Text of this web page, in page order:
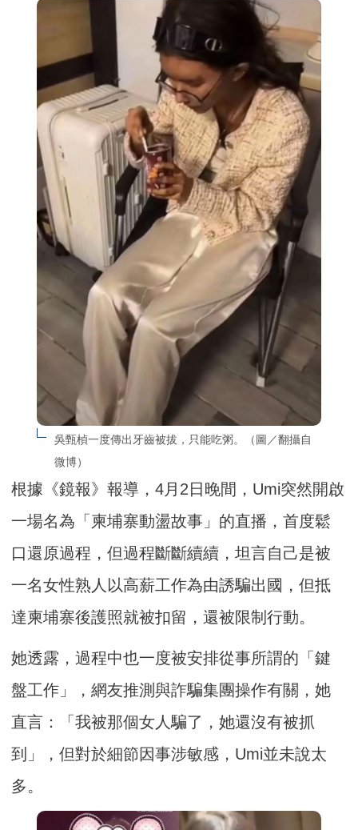
吳甄楨一度傳出牙齒被拔，只能吃粥。（圖／翻攝自
微博）
根據《鏡報》報導，4月2日晚間，Umi突然開啟
一場名為「柬埔寨動盪故事」的直播，首度鬆
口還原過程，但過程斷斷續續，坦言自己是被
一名女性熟人以高薪工作為由誘騙出國，但抵
達柬埔寨後護照就被扣留，還被限制行動。
她透露，過程中也一度被安排從事所謂的「鍵
盤工作」，網友推測與詐騙集團操作有關，她
直言：「我被那個女人騙了，她還沒有被抓
到」，但對於細節因事涉敏感，Umi並未說太
多。